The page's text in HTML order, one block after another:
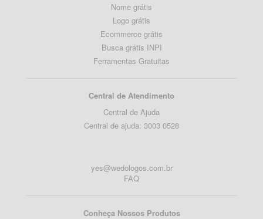
Nome grátis
Logo grátis
Ecommerce grátis
Busca grátis INPI
Ferramentas Gratuitas
Central de Atendimento
Central de Ajuda
Central de ajuda: 3003 0528
yes@wedologos.com.br
FAQ
Conheça Nossos Produtos